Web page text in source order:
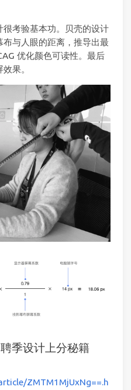
考验基本功。贝壳的设计
与人眼的距离，推导出最
优化颜色可读性。最后
果。
季设计上分秘籍
ZMTM1MjUxNg==.h